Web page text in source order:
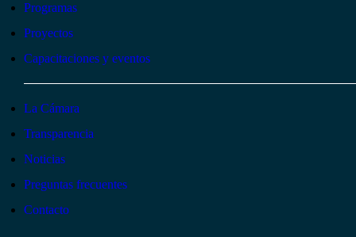
Programas
Proyectos
Capacitaciones y eventos
La Cámara
Transparencia
Noticias
Preguntas frecuentes
Contacto